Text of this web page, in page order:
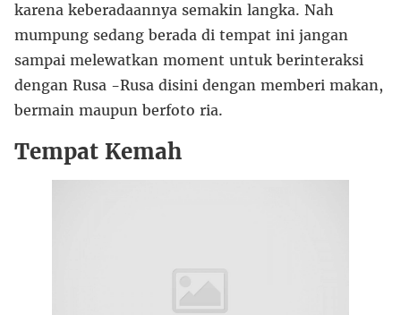
karena keberadaannya semakin langka. Nah
mumpung sedang berada di tempat ini jangan
sampai melewatkan moment untuk berinteraksi
dengan Rusa -Rusa disini dengan memberi makan,
bermain maupun berfoto ria.
Tempat Kemah